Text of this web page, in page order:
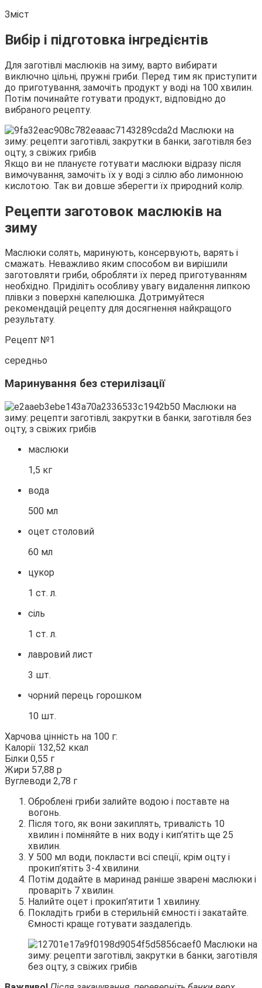
Зміст
Вибір і підготовка інгредієнтів
Для заготівлі маслюків на зиму, варто вибирати
виключно цільні, пружні гриби. Перед тим як приступити
до приготування, замочіть продукт у воді на 100 хвилин.
Потім починайте готувати продукт, відповідно до
вибраного рецепту.
Якщо ви не плануєте готувати маслюки відразу після
вимочування, замочіть їх у воді з сіллю або лимонною
кислотою. Так ви довше зберегти їх природний колір.
Рецепти заготовок маслюків на
зиму
Маслюки солять, маринують, консервують, варять і
смажать. Неважливо яким способом ви вирішили
заготовляти гриби, обробляти їх перед приготуванням
необхідно. Приділіть особливу увагу видалення липкою
плівки з поверхні капелюшка. Дотримуйтеся
рекомендацій рецепту для досягнення найкращого
результату.
Рецепт №1
середньо
Маринування без стерилізації
маслюки
1,5 кг
вода
500 мл
оцет столовий
60 мл
цукор
1 ст. л.
сіль
1 ст. л.
лавровий лист
3 шт.
чорний перець горошком
10 шт.
Харчова цінність на 100 г:
Калорії 132,52 ккал
Білки 0,55 г
Жири 57,88 р
Вуглеводи 2,78 г
Оброблені гриби залийте водою і поставте на
вогонь.
Після того, як вони закиплять, тривалість 10
хвилин і поміняйте в них воду і кип’ятіть ще 25
хвилин.
У 500 мл води, покласти всі спеції, крім оцту і
прокип’ятіть 3-4 хвилини.
Потім додайте в маринад раніше зварені маслюки і
проваріть 7 хвилин.
Налийте оцет і прокип’ятити 1 хвилину.
Покладіть гриби в стерильній ємності і закатайте.
Ємності краще готувати заздалегідь.